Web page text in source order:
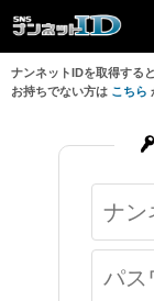
ナンネットIDを取得する
お持ちでない方は こちら